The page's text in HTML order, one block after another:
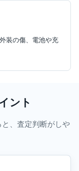
装の傷、電池や充
ント
、査定判断がしや